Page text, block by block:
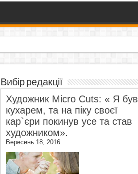
Вибір редакції
Художник Micro Cuts: « Я був
кухарем, та на піку своєї
кар`єри покинув усе та став
художником».
Вересень 18, 2016